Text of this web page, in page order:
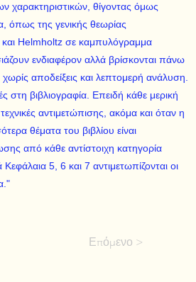
χαρακτηριστικών, θίγοντας όμως
όπως της γενικής θεωρίας
και Helmholtz σε καμπυλόγραμμα
ενδιαφέρον αλλά βρίσκονται πάνω
αποδείξεις και λεπτομερή ανάλυση.
στη βιβλιογραφία. Επειδή κάθε μερική
αντιμετώπισης, ακόμα και όταν η
θέματα του βιβλίου είναι
από κάθε αντίστοιχη κατηγορία
5, 6 και 7 αντιμετωπίζονται οι
Επόμενο >